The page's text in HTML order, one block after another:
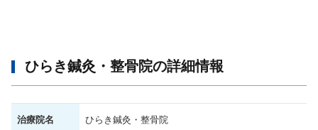
ひらき鍼灸・整骨院の詳細情報
治療院名 ひらき鍼灸・整骨院